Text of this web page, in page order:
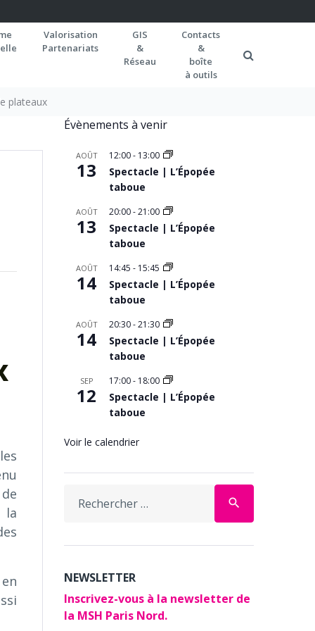
Valorisation
Partenariats
GIS
&
Réseau
Contacts
&
boîte
à outils
plateaux
la
Évènements à venir
AOÛT
13
12:00- 13:00
Spectacle | L’Épopée
taboue
AOÛT
13
20:00-21:00
Spectacle | L’Épopée
taboue
AOÛT
14
14:45 - 15:45
Spectacle | L’Épopée
taboue
AOÛT
14
20:30-21:30
Spectacle | L’Épopée
taboue
SEP
12
17:00- 18:00
Spectacle | L’Épopée
taboue
Voir le calendrier
for:
search
NEWSLETTER
Inscrivez-vous à la newsletter de
la MSH Paris Nord.